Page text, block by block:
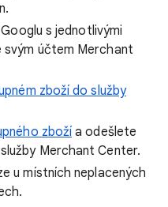
s jednotlivými
svým účtem Merchant
zboží do služby
zbožía odešlete
Merchant Center.
u místních neplacených